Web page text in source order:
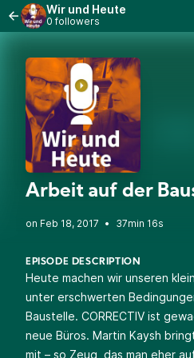
Wir und Heute
0 followers
Arbeit auf der
• 37min 16s
EPISODE DESCRIPTION
Heute machen wir unseren
unter erschwerten
Baustelle. CORRECTIV ist
neue Büros. Martin Kaysh
mit – so Zeug, das man eher